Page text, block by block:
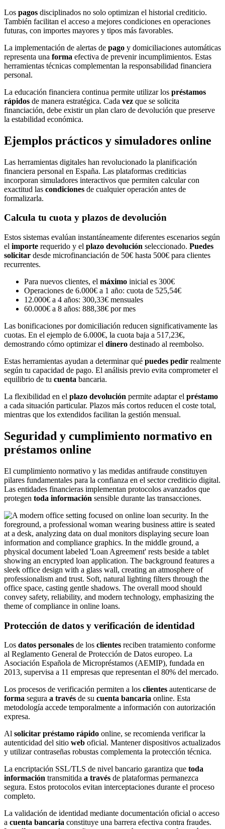
Los pagos disciplinados no solo optimizan el historial crediticio.
También facilitan el acceso a mejores condiciones en operaciones
futuras, con importes mayores y tipos más favorables.
La implementación de alertas de pago y domiciliaciones automáticas
representa una forma efectiva de prevenir incumplimientos. Estas
herramientas técnicas complementan la responsabilidad financiera
personal.
La educación financiera continua permite utilizar los préstamos
rápidos de manera estratégica. Cada vez que se solicita
financiación, debe existir un plan claro de devolución que preserve
la estabilidad económica.
Ejemplos prácticos y simuladores online
Las herramientas digitales han revolucionado la planificación
financiera personal en España. Las plataformas crediticias
incorporan simuladores interactivos que permiten calcular con
exactitud las condiciones de cualquier operación antes de
formalizarla.
Calcula tu cuota y plazos de devolución
Estos sistemas evalúan instantáneamente diferentes escenarios según
el importe requerido y el plazo devolución seleccionado. Puedes
solicitar desde microfinanciación de 50€ hasta 500€ para clientes
recurrentes.
Para nuevos clientes, el máximo inicial es 300€
Operaciones de 6.000€ a 1 año: cuota de 525,54€
12.000€ a 4 años: 300,33€ mensuales
60.000€ a 8 años: 888,38€ por mes
Las bonificaciones por domiciliación reducen significativamente las
cuotas. En el ejemplo de 6.000€, la cuota baja a 517,23€,
demostrando cómo optimizar el dinero destinado al reembolso.
Estas herramientas ayudan a determinar qué puedes pedir realmente
según tu capacidad de pago. El análisis previo evita comprometer el
equilibrio de tu cuenta bancaria.
La flexibilidad en el plazo devolución permite adaptar el préstamo
a cada situación particular. Plazos más cortos reducen el coste total,
mientras que los extendidos facilitan la gestión mensual.
Seguridad y cumplimiento normativo en
préstamos online
El cumplimiento normativo y las medidas antifraude constituyen
pilares fundamentales para la confianza en el sector crediticio digital.
Las entidades financieras implementan protocolos avanzados que
protegen toda información sensible durante las transacciones.
Protección de datos y verificación de identidad
Los datos personales de los clientes reciben tratamiento conforme
al Reglamento General de Protección de Datos europeo. La
Asociación Española de Micropréstamos (AEMIP), fundada en
2013, supervisa a 11 empresas que representan el 80% del mercado.
Los procesos de verificación permiten a los clientes autenticarse de
forma segura a través de su cuenta bancaria online. Esta
metodología accede temporalmente a información con autorización
expresa.
Al solicitar préstamo rápido online, se recomienda verificar la
autenticidad del sitio web oficial. Mantener dispositivos actualizados
y utilizar contraseñas robustas complementa la protección técnica.
La encriptación SSL/TLS de nivel bancario garantiza que toda
información transmitida a través de plataformas permanezca
segura. Estos protocolos evitan interceptaciones durante el proceso
completo.
La validación de identidad mediante documentación oficial o acceso
a cuenta bancaria constituye una barrera efectiva contra fraudes.